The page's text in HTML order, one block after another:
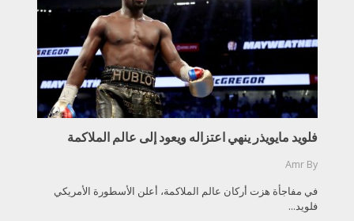
فلويد مايويذر ينهي اعتزاله ويعود إلى عالم الملاكمة
By
Amr
في مفاجأة هزت أركان عالم الملاكمة، أعلن الأسطورة الأمريكي
فلويد...